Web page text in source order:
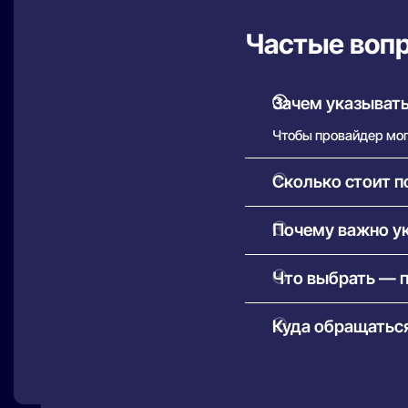
Частые
Зачем
Чтобы провайдер мог
Сколько стоит
оборудование —
Почему важно
провайдеры
Что выбрать —
стриминга.
Куда